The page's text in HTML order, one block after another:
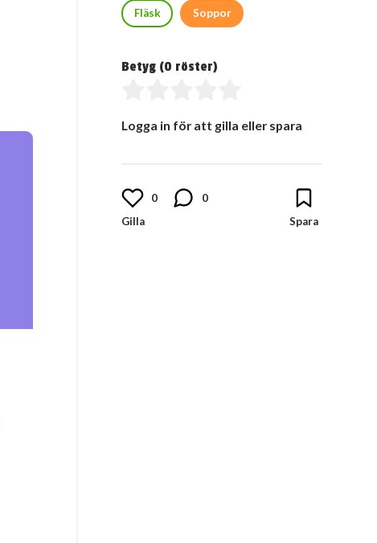
Fläsk Soppor
Betyg (0 röster)
Logga in för att gilla eller spara
0 0